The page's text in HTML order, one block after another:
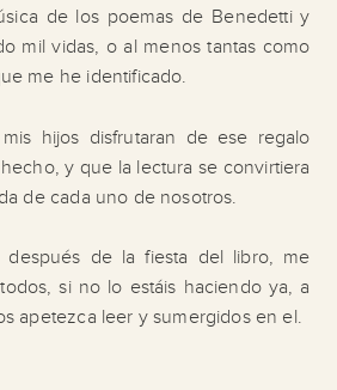
de los poemas de Benedetti y
mil vidas, o al menos tantas como
me he identificado.
hijos disfrutaran de ese regalo
y que la lectura se convirtiera
de cada uno de nosotros.
de la fiesta del libro, me
si no lo estáis haciendo ya, a
apetezca leer y sumergidos en el.